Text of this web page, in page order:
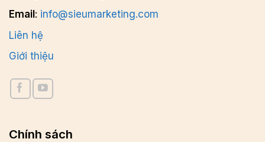
Email : info@sieumarketing.com
Liên hệ
Giới thiệu
Chính sách